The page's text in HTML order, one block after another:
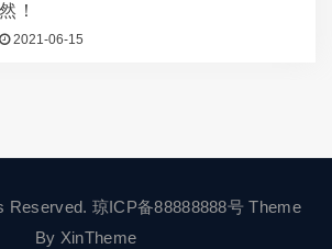
然！
2021-06-15
Reserved. 琼ICP备88888888号 Theme
By XinTheme